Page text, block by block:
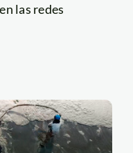
las redes